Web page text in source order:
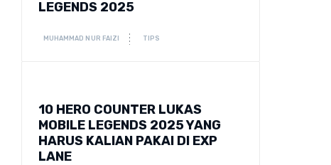
LEGENDS 2025
MUHAMMAD NUR FAIZI TIPS
10 HERO COUNTER LUKAS
MOBILE LEGENDS 2025 YANG
HARUS KALIAN PAKAI DI EXP
LANE